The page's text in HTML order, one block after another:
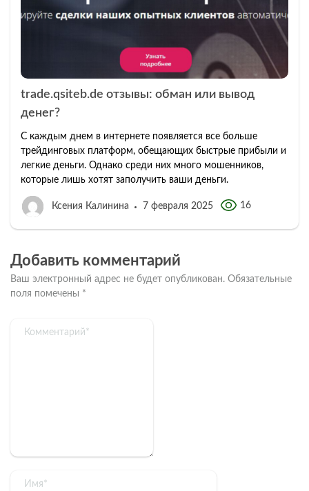
trade.qsiteb.de отзывы: обман или вывод
денег?
С каждым днем в интернете появляется все больше
трейдинговых платформ, обещающих быстрые прибыли и
легкие деньги. Однако среди них много мошенников,
которые лишь хотят заполучить ваши деньги.
Ксения Калинина 7 февраля 2025 16
Добавить комментарий
Ваш электронный адрес не будет опубликован. Обязательные
поля помечены *